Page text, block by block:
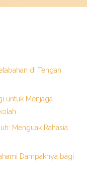
di Tengah
untuk Menjaga
Menguak Rahasia
Dampaknya bagi